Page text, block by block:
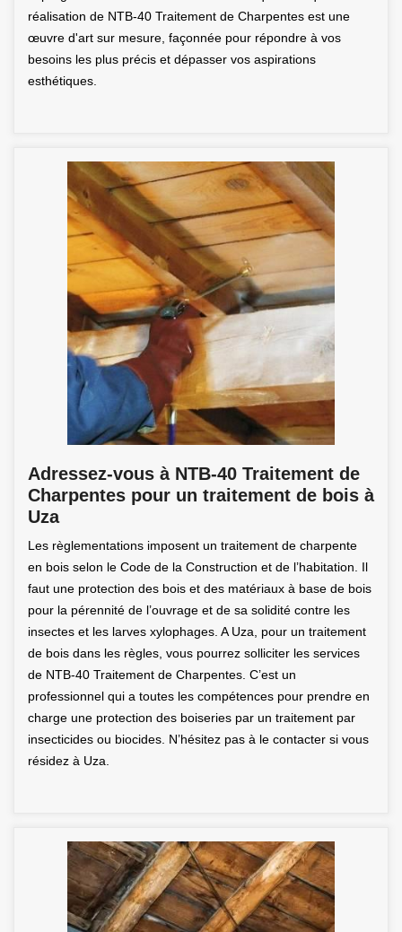
réalisation de NTB-40 Traitement de Charpentes est une
œuvre d'art sur mesure, façonnée pour répondre à vos
besoins les plus précis et dépasser vos aspirations
esthétiques.
Adressez-vous à NTB-40 Traitement de
Charpentes pour un traitement de bois à
Uza
Les règlementations imposent un traitement de charpente
en bois selon le Code de la Construction et de l’habitation. Il
faut une protection des bois et des matériaux à base de bois
pour la pérennité de l’ouvrage et de sa solidité contre les
insectes et les larves xylophages. A Uza, pour un traitement
de bois dans les règles, vous pourrez solliciter les services
de NTB-40 Traitement de Charpentes. C’est un
professionnel qui a toutes les compétences pour prendre en
charge une protection des boiseries par un traitement par
insecticides ou biocides. N’hésitez pas à le contacter si vous
résidez à Uza.